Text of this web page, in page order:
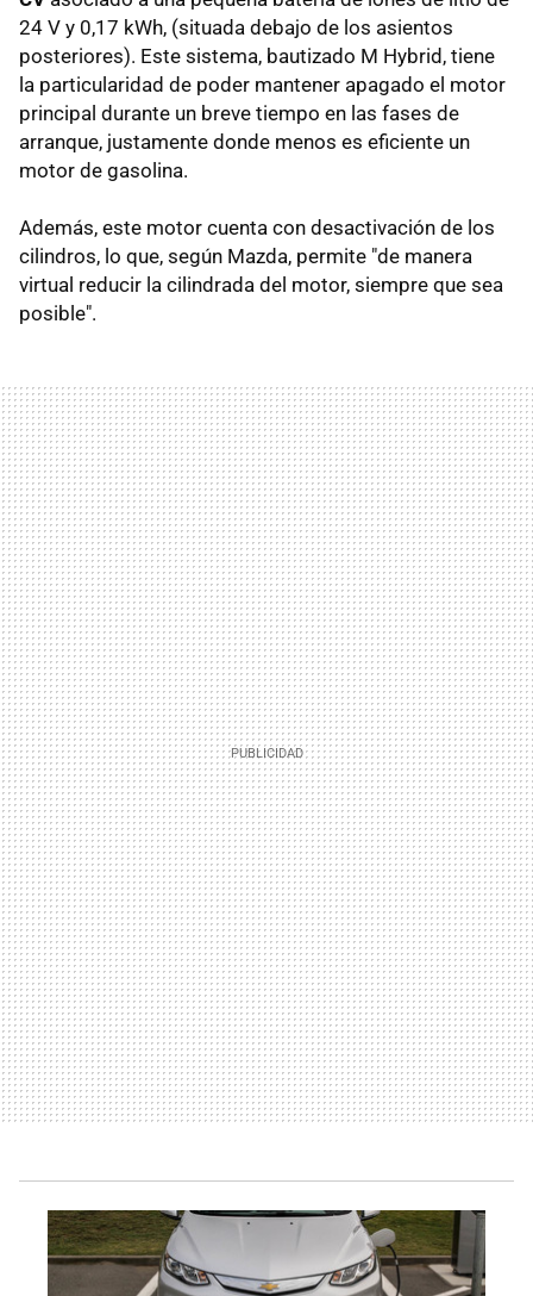
24 V y 0,17 kWh, (situada debajo de los asientos
posteriores). Este sistema, bautizado M Hybrid, tiene
la particularidad de poder mantener apagado el motor
principal durante un breve tiempo en las fases de
arranque, justamente donde menos es eficiente un
motor de gasolina.
Además, este motor cuenta con desactivación de los
cilindros, lo que, según Mazda, permite "de manera
virtual reducir la cilindrada del motor, siempre que sea
posible".